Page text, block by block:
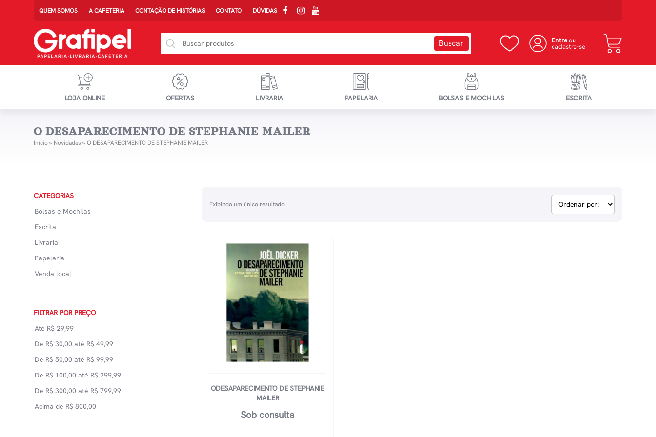
QUEM SOMOS A CAFETERIA CONTAÇÃO DE HISTÓRIAS CONTATO DÚVIDAS
Entreou
cadastre-se
LOJA ONLINE OFERTAS LIVRARIA PAPELARIA BOLSAS E MOCHILAS ESCRITA
O DESAPARECIMENTO DE STEPHANIE MAILER
Início» Novidades » O DESAPARECIMENTO DE STEPHANIE MAILER
CATEGORIAS
Bolsas e Mochilas
Escrita
Livraria
Papelaria
Venda local
FILTRAR POR PREÇO
Até R$ 29,99
De R$ 30,00 até R$ 49,99
De R$ 50,00 até R$ 99,99
De R$ 100,00 até R$ 299,99
De R$ 300,00 até R$ 799,99
Acima de R$ 800,00
Exibindo um único resultado
ODESAPARECIMENTO DE STEPHANIE
MAILER
Sob consulta